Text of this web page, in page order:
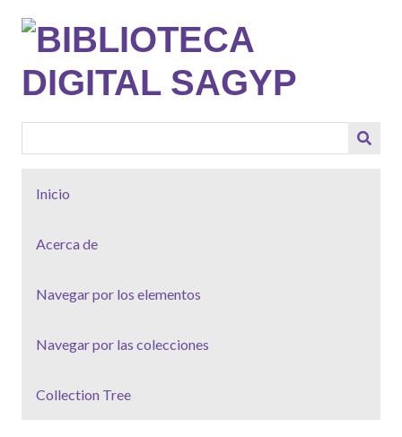
contenido
principal
Inicio
Acerca de
Navegar por los elementos
Navegar por las colecciones
Collection Tree